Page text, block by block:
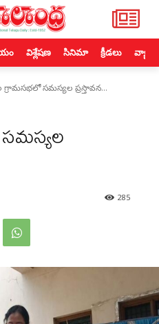
విశ్లేషణ సినిమా క్రీడలు
గ్రామసభలో సమస్యల ప్రస్తావన…
285